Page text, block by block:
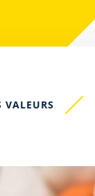
VALEURS